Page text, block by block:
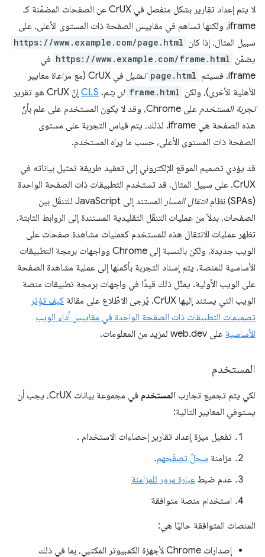
لا يتم إعداد تقارير بشكل منفصل في CrUX عن الصفحات المضمّنة كـ
iframe، ولكنها تساهم في مقاييس الصفحة ذات المستوى الأعلى. على
سبيل المثال، إذا كان https://www.example.com/page.html
يضمّن https://www.example.com/frame.html في
iframe، فسيتم
page.html تمثيل
في CrUX (مع مراعاة معايير
الأهلية الأخرى)، ولكن frame.html لن يتم.
CLS إنّ CrUX هو تقرير
تجربة المستخدم
على Chrome، وقد لا يكون المستخدم على علم بأنّ
هذه الصفحة هي iframe. لذلك، يتم قياس التجربة على مستوى
الصفحة ذات المستوى الأعلى، حسب ما يراه المستخدم.
قد يؤدي تصميم الموقع الإلكتروني إلى تعقيد طريقة تمثيل بياناته في
CrUX. على سبيل المثال، قد تستخدم التطبيقات ذات الصفحة الواحدة
(SPAs) نظام
انتقال المسار
المستند إلى JavaScript للتنقّل بين
الصفحات، بدلاً من عمليات التنقّل التقليدية المستندة إلى الروابط الثابتة.
تظهر عمليات الانتقال هذه للمستخدم كعمليات مشاهدة صفحات على
الويب جديدة، ولكن بالنسبة إلى Chrome وواجهات برمجة التطبيقات
الأساسية للمنصة، يتم إسناد التجربة بأكملها إلى عملية مشاهدة الصفحة
على الويب الأولية. يمثّل ذلك قيدًا في واجهات برمجة تطبيقات منصة
الويب التي يستند إليها CrUX. يُرجى الاطّلاع على مقالة
كيف تؤثر
تصميمات التطبيقات ذات الصفحة الواحدة في مقاييس أداء الويب
الأساسية على web.dev لمزيد من المعلومات.
المستخدم
لكي يتم تجميع تجارب المستخدم
في مجموعة بيانات CrUX، يجب أن
يستوفي المعايير التالية:
تفعيل ميزة إعداد تقارير إحصاءات الاستخدام .
مزامنة سجلّ تصفّحهم.
عدم ضبط عبارة مرور للمزامنة
استخدام منصة متوافقة
المنصات المتوافقة حاليًا هي:
إصدارات Chrome لأجهزة الكمبيوتر المكتبي، بما في ذلك